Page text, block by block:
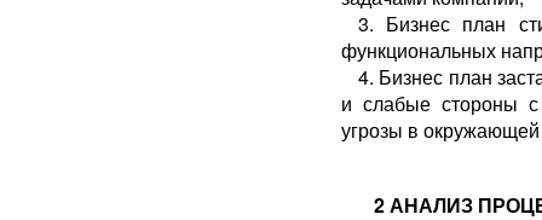
3. Бизнес план
функциональных
4. Бизнес план
и слабые стороны с
угрозы в окружающей
2 АНАЛИЗ